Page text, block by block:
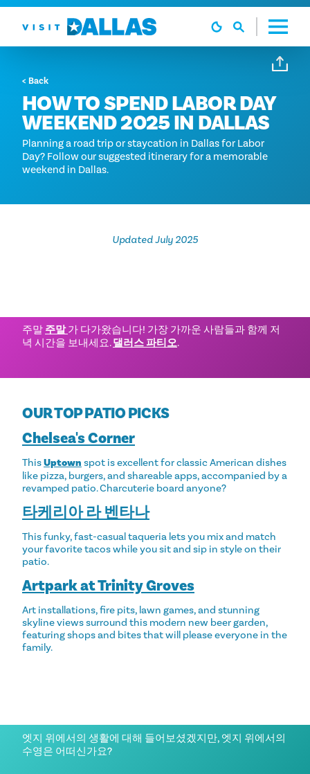
본문으로 건너뛰기
< Back
HOW TO SPEND LABOR DAY
WEEKEND 2025 IN DALLAS
Planning a road trip or staycation in Dallas for Labor
Day? Follow our suggested itinerary for a memorable
weekend in Dallas.
Updated July 2025
주말 주말 가 다가왔습니다! 가장 가까운 사람들과 함께 저
녁 시간을 보내세요.댈러스 파티오.
OUR TOP PATIO PICKS
Chelsea's Corner
ThisUptown spot is excellent for classic American dishes
like pizza, burgers, and shareable apps, accompanied by a
revamped patio. Charcuterie board anyone?
타케리아 라 벤타나
This funky, fast-casual taqueria lets you mix and match
your favorite tacos while you sit and sip in style on their
patio.
Artpark at Trinity Groves
Art installations, fire pits, lawn games, and stunning
skyline views surround this modern new beer garden,
featuring shops and bites that will please everyone in the
family.
엣지 위에서의 생활에 대해 들어보셨겠지만, 엣지 위에서의
수영은 어떠신가요?